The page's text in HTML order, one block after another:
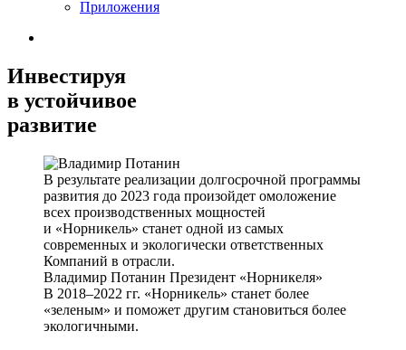
Приложения
Инвестируя
в устойчивое
развитие
В результате реализации долгосрочной программы
развития до 2023 года произойдет омоложение
всех производственных мощностей
и «Норникель» станет одной из самых
современных и экологически ответственных
Компаний в отрасли.
Владимир Потанин Президент «Норникеля»
В 2018–2022 гг. «Норникель» станет более
«зеленым» и поможет другим становиться более
экологичными.